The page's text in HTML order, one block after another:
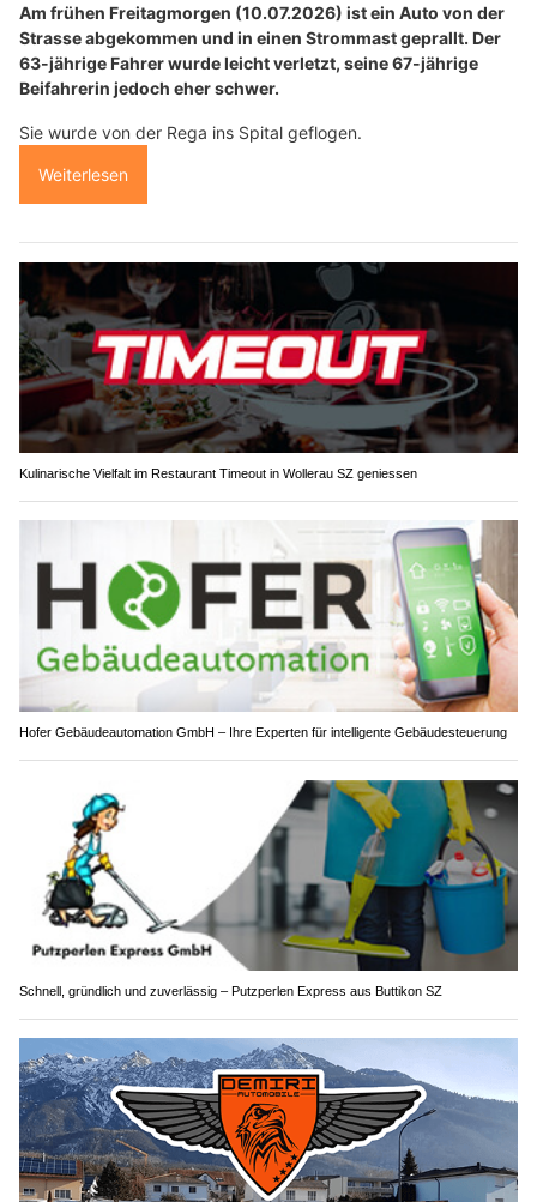
Am frühen Freitagmorgen (10.07.2026) ist ein Auto von der
Strasse abgekommen und in einen Strommast geprallt. Der
63-jährige Fahrer wurde leicht verletzt, seine 67-jährige
Beifahrerin jedoch eher schwer.
Sie wurde von der Rega ins Spital geflogen.
Weiterlesen
Kulinarische Vielfalt im Restaurant Timeout in Wollerau SZ geniessen
Hofer Gebäudeautomation GmbH – Ihre Experten für intelligente Gebäudesteuerung
Schnell, gründlich und zuverlässig – Putzperlen Express aus Buttikon SZ